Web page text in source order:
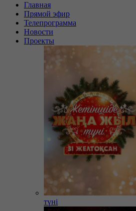
Главная
Прямой эфир
Телепрограмма
Новости
Проекты
түні